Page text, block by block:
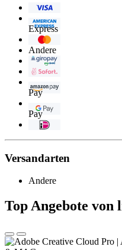
Express
Andere
Pay
Pay
Versandarten
Andere
Top Angebote von